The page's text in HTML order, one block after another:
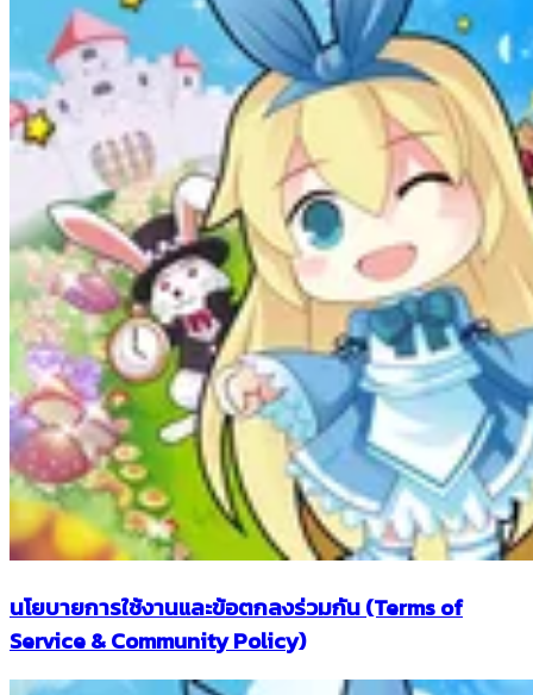
นโยบายการใช้งานและข้อตกลงร่วมกัน (Terms of
Service & Community Policy)